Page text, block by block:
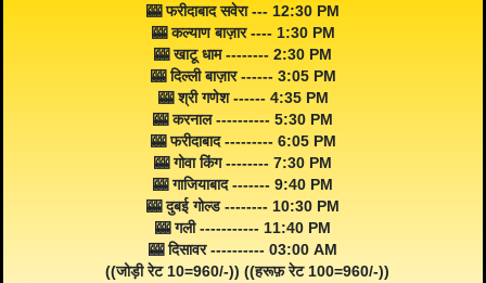
🎰 फरीदाबाद सवेरा --- 12:30 PM
🎰 कल्याण बाज़ार ---- 1:30 PM
🎰 खाटू धाम -------- 2:30 PM
🎰 दिल्ली बाज़ार ------ 3:05 PM
🎰 श्री गणेश ------ 4:35 PM
🎰 करनाल ---------- 5:30 PM
🎰 फरीदाबाद --------- 6:05 PM
🎰 गोवा किंग -------- 7:30 PM
🎰 गाजियाबाद ------- 9:40 PM
🎰 दुबई गोल्ड -------- 10:30 PM
🎰 गली ----------- 11:40 PM
🎰 दिसावर ---------- 03:00 AM
((जोड़ी रेट 10=960/-)) ((हरूफ़ रेट 100=960/-))